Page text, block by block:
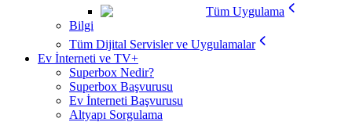
Tüm Uygulama
Bilgi
Tüm Dijital Servisler ve Uygulamalar
Ev İnterneti ve TV+
Superbox Nedir?
Superbox Başvurusu
Ev İnterneti Başvurusu
Altyapı Sorgulama